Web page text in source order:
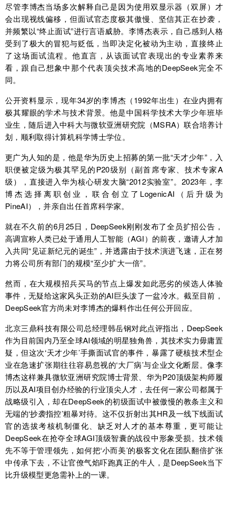
尽管李博杰当场多次解释自己是因为使用双显示器（双屏）才
会出现视线偏移，但面试官态度极其傲慢、坚信其正在抄袭，
并频繁以“终止面试”进行言语威胁。李博杰表示，自己感到人格
受到了极大的冒犯与贬低，当即决定化被动为主动，直接终止
了这场面试流程。他直言，从该面试官表现出的专业素养来
看，跟自己想象中那个代表顶尖技术高地的DeepSeek完全不
同。
公开资料显示，现年34岁的李博杰（1992年出生）在业内拥有
极其耀眼的学术与技术背景。他是中国科学技术大学少年班毕
业生，随后进入中科大与微软亚洲研究院（MSRA）联合培养计
划，顺利取得计算机科学博士学位。
更广为人知的是，他是华为历史上招募的第一批“天才少年”，入
职便被定级为极其罕见的P20级别（副首席专家、技术专家A
级），直接进入华为核心研发大脑“2012实验室”。2023年，李
博杰选择离职创业，联合创立了LogenicAI（后升级为
PineAI），并亲自出任首席科学家。
就在不久前的6月25日，DeepSeek刚刚发布了全员扩招公告，
高调宣称人类已处于通用人工智能（AGI）的前夜，邀请人才加
入共同“见证新纪元的诞生”，并透露由于技术演进飞速，正在努
力将公司所有部门的规模“至少扩大一倍”。
然而，在大规模招兵买马的节点上爆发如此恶劣的候选人体验
事件，无疑给这家风头正劲的AI巨头泼了一盆冷水。截至目前，
DeepSeek官方尚未对李博杰的爆料作出任何公开回应。
北京三鼎科技有限公司总经理韩岳钢对此点评指出，DeepSeek
作为目前国内乃至全球AI领域的明星独角兽，其技术实力毋庸置
疑，但这次‘天才少年’手撕面试官的事件，暴露了硬核技术型企
业在急速扩张期往往容易忽视的‘大厂病’与企业文化断层。像李
博杰这样兼具微软亚洲研究院博士背景、华为P20顶级架构师履
历以及AI项目创办经验的行业顶尖人才，去任何一家公司都属于
战略级引入，却在DeepSeek的初级面试中被傲慢的教条主义和
无端的‘抄袭指控’粗暴对待。这不仅折射出其HR及一线下线面试
官的选拔考核机制僵化、缺乏对人才的基本尊重，更可能让
DeepSeek在抢夺全球AGI顶级智囊的战役中形象受损。技术领
先不等于管理领先，如何把‘小而美’的极客文化在团队翻倍扩张
中传承下去，不让官僚气焰吓跑真正的牛人，是DeepSeek当下
比升级模型更急需补上的一课。